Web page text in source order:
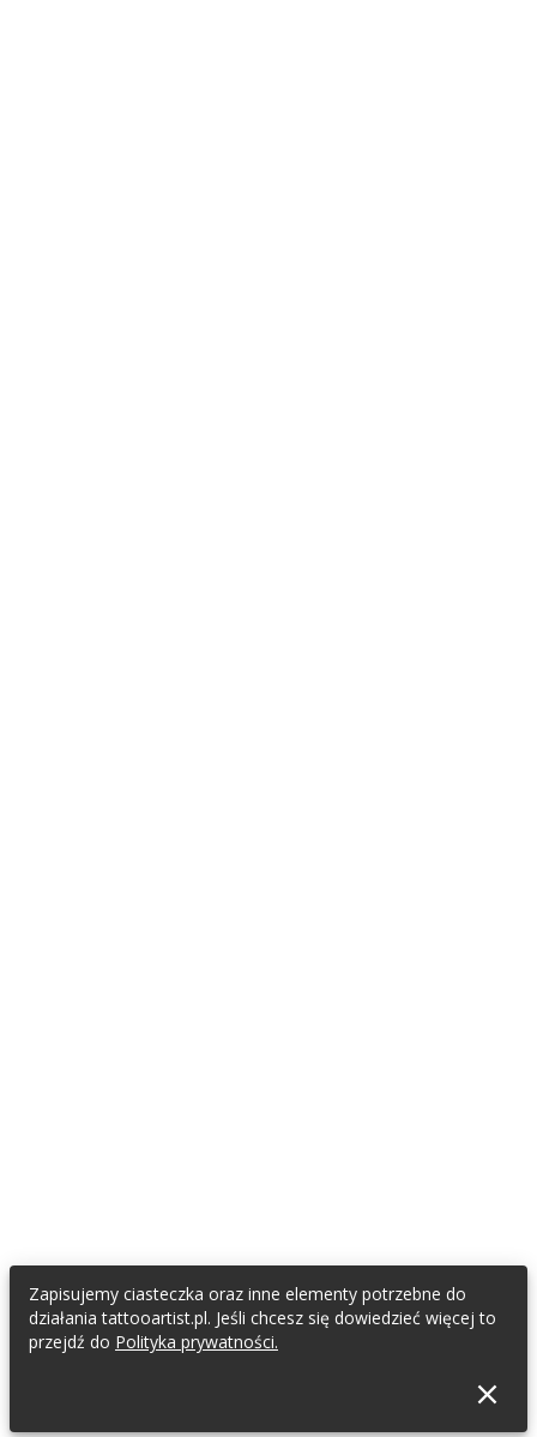
Zapisujemy ciasteczka oraz inne elementy potrzebne do
działania tattooartist.pl. Jeśli chcesz się dowiedzieć więcej to
przejdź do Polityka prywatności.